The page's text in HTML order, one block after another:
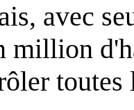
avec
million
toutes